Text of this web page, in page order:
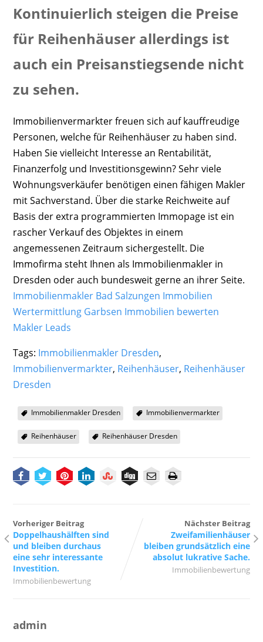
Kontinuierlich steigen die Preise
für Reihenhäuser allerdings ist
auch ein Preisanstiegsende nicht
zu sehen.
Immobilienvermarkter freuen sich auf kauffreudige
Personen, welche für Reihenhäuser zu haben sind.
Haben Sie vielleicht Interesse an Rentabilität,
Finanzerfolg und Investitionsgewinn? Sehr viele
Wohnungsverkäufer benötigen einen fähigen Makler
mit Sachverstand. Über die starke Reichweite auf
Basis der extra programmierten Immopage ist ein
rascher Verkauf des Objektes in einem
angemessenen Zeitraum sichergestellt. Die
Immofirma steht Ihnen als Immobilienmakler in
Dresden oder auch bundesweit gerne an ihrer Seite.
Immobilienmakler Bad Salzungen Immobilien
Wertermittlung Garbsen Immobilien bewerten
Makler Leads
Tags: Immobilienmakler Dresden,
Immobilienvermarkter, Reihenhäuser, Reihenhäuser
Dresden
Immobilienmakler Dresden Immobilienvermarkter
Reihenhäuser Reihenhäuser Dresden
Vorheriger Beitrag
Doppelhaushälften sind
und bleiben durchaus
eine sehr interessante
Investition.
Immobilienbewertung
Nächster Beitrag
Zweifamilienhäuser
bleiben grundsätzlich eine
absolut lukrative Sache.
Immobilienbewertung
admin